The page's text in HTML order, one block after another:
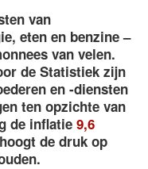
van
eten en benzine –
van velen.
de Statistiek zijn
en -diensten
ten opzichte van
de inflatie 9,6
de druk op